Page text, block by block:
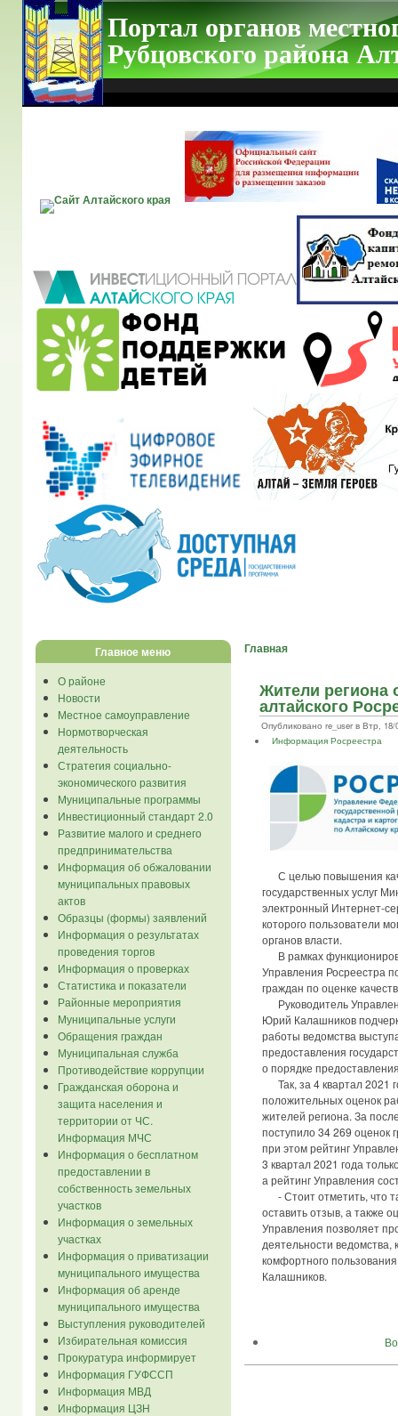
Портал органов
Рубцовского района
Главное меню
О районе
Новости
Местное самоуправление
Нормотворческая
деятельность
Стратегия социально-
экономического развития
Муниципальные программы
Инвестиционный стандарт 2.0
Развитие малого и среднего
предпринимательства
Информация об обжаловании
муниципальных правовых
актов
Образцы (формы) заявлений
Информация о результатах
проведения торгов
Информация о проверках
Статистика и показатели
Районные мероприятия
Муниципальные услуги
Обращения граждан
Муниципальная служба
Противодействие коррупции
Гражданская оборона и
защита населения и
территории от ЧС.
Информация МЧС
Информация о бесплатном
предоставлении в
собственность земельных
участков
Информация о земельных
участках
Информация о приватизации
муниципального имущества
Информация об аренде
муниципального имущества
Выступления руководителей
Избирательная комиссия
Прокуратура информирует
Информация ГУФССП
Информация МВД
Информация ЦЗН
Главная
Жители региона
алтайского
Опубликовано re_user в Втр, 18/
Информация Росреестра
С целью повышения
государственных услуг
электронный Интернет-
которого пользователи
органов власти.
В рамках
Управления Росреестра
граждан по оценке
Руководитель
Юрий Калашников
работы ведомства
предоставления
о порядке
Так, за 4 квартал 2021
положительных оценок
жителей региона. За
поступило 34 269 оценок
при этом рейтинг
3 квартал 2021 года
а рейтинг Управления
- Стоит отметить, что
оставить отзыв, а также
Управления позволяет
деятельности ведомства,
комфортного
Калашников.